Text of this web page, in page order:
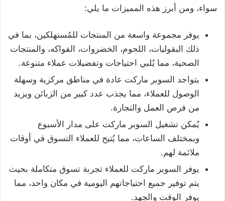
سواء، ومن أبرز هذه المميزات ما يلي:
يوفر مجموعة واسعة من المنتجات للمُستهلكين، بما في
ذلك البقوليات، اللحوم، الخضروات، الفواكه، والمنتجات
الصحية، مما يُلبي احتياجات وتفضيلات عملاء متنوعة.
يتواجد السوبر ماركت عادة في مناطق مركزية وسهلة
الوصول للعملاء، مما يجذب عدد كبير من الزبائن ويزيد
من فرص العمل والتجارة.
يُمكن تشغيل السوبر ماركت على مدار الأسبوع
وبمختلف الساعات، مما يُتيح للعملاء التسوق في أوقات
ملائمة لهم.
يوفر السوبر ماركت للعملاء تجربة تسوق متكاملة بحيث
يتم توفير جميع احتياجاتهم اليومية في مكان واحد، مما
يوفر الوقت والجهد.